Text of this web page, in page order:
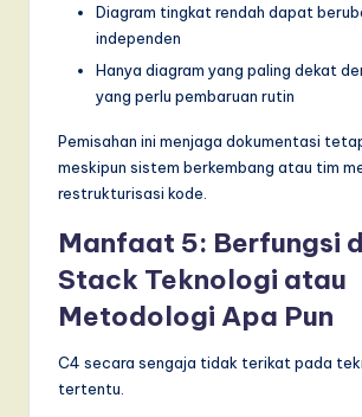
Diagram tingkat rendah dapat
independen
Hanya diagram yang paling dekat
yang perlu pembaruan rutin
Pemisahan ini menjaga dokumentasi
meskipun sistem berkembang atau tim
restrukturisasi kode.
Manfaat 5: Berfungsi
Stack Teknologi atau
Metodologi Apa Pun
C4 secara sengaja tidak terikat pada
tertentu.